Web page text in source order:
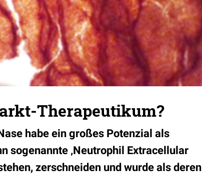
Therapeutikum?
habe ein großes Potenzial als
sogenannte ‚Neutrophil Extracellular
zerschneiden und wurde als deren